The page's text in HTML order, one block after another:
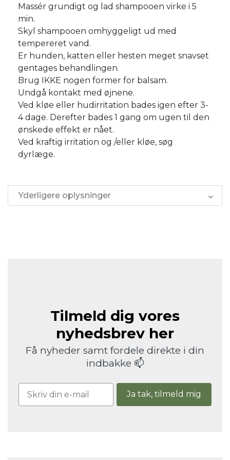
Massér grundigt og lad shampooen virke i 5
min.
Skyl shampooen omhyggeligt ud med
tempereret vand.
Er hunden, katten eller hesten meget snavset
gentages behandlingen.
Brug IKKE nogen former for balsam.
Undgå kontakt med øjnene.
Ved kløe eller hudirritation bades igen efter 3-
4 dage. Derefter bades 1 gang om ugen til den
ønskede effekt er nået.
Ved kraftig irritation og /eller kløe, søg
dyrlæge.
Yderligere oplysninger
Tilmeld dig vores
nyhedsbrev her
Få nyheder samt fordele direkte i din
indbakke 📫
Ja tak, tilmeld mig